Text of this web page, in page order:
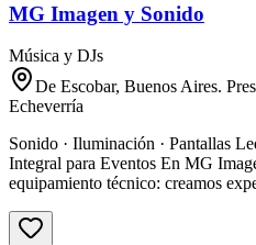
MG Imagen y Sonido
Música y DJs
De Escobar, Buenos Aires.
Echeverría
Sonido · Iluminación · Pantallas
Integral para Eventos En MG
equipamiento técnico: creamos